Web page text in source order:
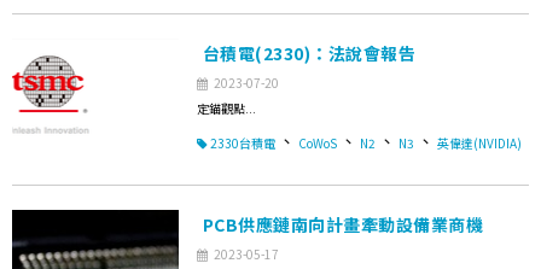
台積電(2330)：法說會報告
2023-07-20
定錨觀點...
2330台積電 、 CoWoS 、 N2 、 N3 、 英偉達(NVIDIA)
PCB供應鏈南向計畫牽動設備業商機
2023-05-17